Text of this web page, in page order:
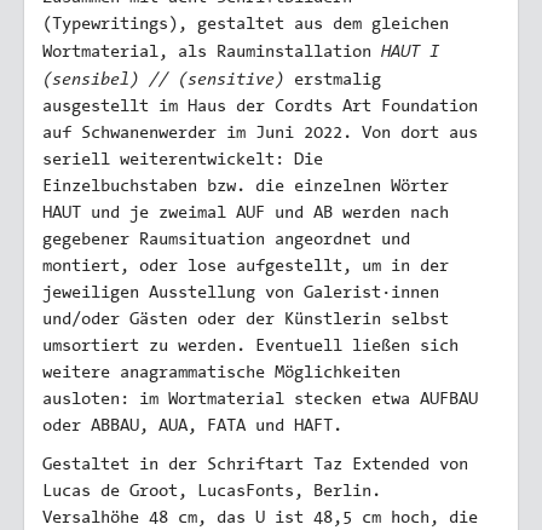
(Typewritings), gestaltet aus dem gleichen
Wortmaterial, als Rauminstallation HAUT I
(sensibel) // (sensitive)
erstmalig
ausgestellt im Haus der Cordts Art Foundation
auf Schwanenwerder im Juni 2022. Von dort aus
seriell weiterentwickelt: Die
Einzelbuchstaben bzw. die einzelnen Wörter
HAUT und je zweimal AUF und AB werden nach
gegebener Raumsituation angeordnet und
montiert, oder lose aufgestellt, um in der
jeweiligen Ausstellung von Galerist·innen
und/oder Gästen oder der Künstlerin selbst
umsortiert zu werden. Eventuell ließen sich
weitere anagrammatische Möglichkeiten
ausloten: im Wortmaterial stecken etwa AUFBAU
oder ABBAU, AUA, FATA und HAFT.
Gestaltet in der Schriftart Taz Extended von
Lucas de Groot, LucasFonts, Berlin.
Versalhöhe 48 cm, das U ist 48,5 cm hoch, die